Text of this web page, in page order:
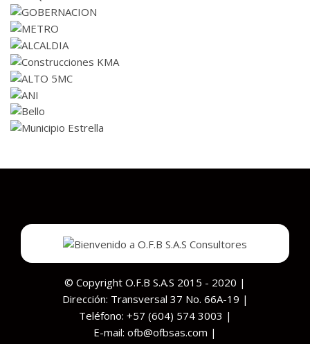
© Copyright O.F.B S.A.S 2015 - 2020 |
Dirección: Transversal 37 No. 66A-19 |
Teléfono: +57 (604) 574 3003 |
E-mail: ofb@ofbsas.com |